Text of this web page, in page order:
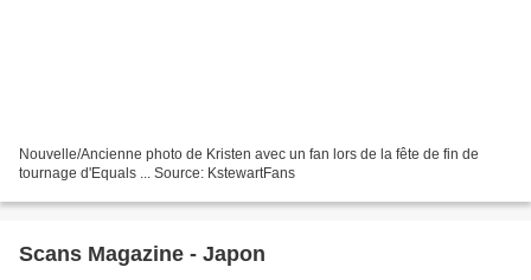
Nouvelle/Ancienne photo de Kristen avec un fan lors de la fête de fin de
tournage d'Equals ... Source: KstewartFans
Scans Magazine - Japon